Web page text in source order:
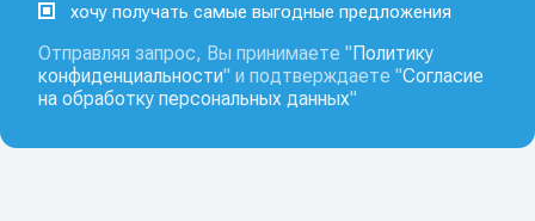
хочу получать самые выгодные предложения
Отправляя запрос, Вы принимаете " Политику
конфиденциальности" и подтверждаете "Согласие
на обработку персональных данных"